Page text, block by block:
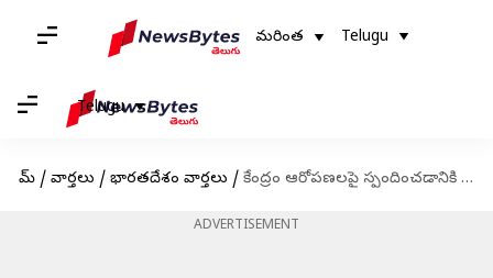
మరింత Telugu
Telugu
హోమ్ / వార్తలు / భారతదేశం వార్తలు / కేంద్రం ఆరోపణలపై స్పందించడానికి అనుమతి ఇవ్వండి; స్పీకర్‌కు రాహుల్ గాంధీ లేఖ
ADVERTISEMENT